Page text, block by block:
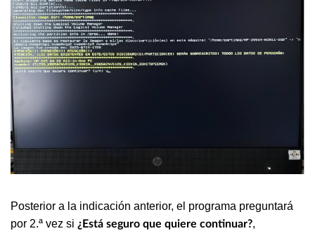
Posterior a la indicación anterior, el programa preguntará
por 2.ª vez si ¿Está seguro que quiere continuar?,